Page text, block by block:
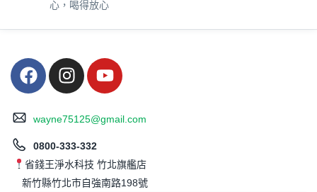
心，喝得放心
wayne75125@gmail.com
0800-333-332
省錢王淨水科技 竹北旗艦店
新竹縣竹北市自強南路198號